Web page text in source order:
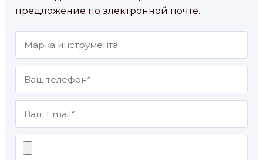
предложение по электронной почте.